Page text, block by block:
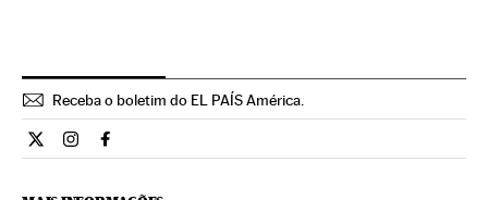
Receba o boletim do EL PAÍS América.
Economia El País Brasil en Twitter
Economia El País Brasil en Instagram
Economia El País Brasil en Facebook